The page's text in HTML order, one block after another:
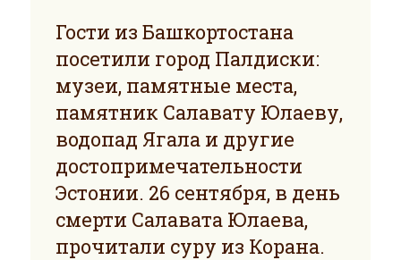
Гости из Башкортостана
посетили город Палдиски:
музеи, памятные места,
памятник Салавату Юлаеву,
водопад Ягала и другие
достопримечательности
Эстонии. 26 сентября, в день
смерти Салавата Юлаева,
прочитали суру из Корана.